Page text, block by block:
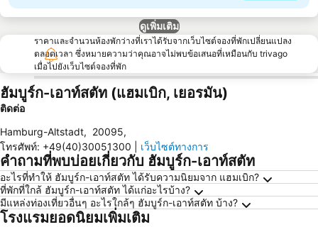
ดูเพิ่มเติม
ราคาและจำนวนห้องพักว่างที่เราได้รับจากเว็บไซต์จองที่พักเปลี่ยนแปลง
ตลอดเวลา ซึ่งหมายความว่าคุณอาจไม่พบข้อเสนอที่เหมือนกับ trivago
เมื่อไปยังเว็บไซต์จองที่พัก
ฮัมบูร์ก-เอาท์สตัท (แฮมเบิก, เยอรมัน)
ติดต่อ
Hamburg-Altstadt, 20095,
โทรศัพท์: +49(40)30051300 เว็บไซต์ทางการ
คำถามที่พบบ่อยเกี่ยวกับ ฮัมบูร์ก-เอาท์สตัท
อะไรที่ทำให้ ฮัมบูร์ก-เอาท์สตัท ได้รับความนิยมจาก แฮมเบิก?
ที่พักที่ใกล้ ฮัมบูร์ก-เอาท์สตัท ได้แก่อะไรบ้าง?
มีแหล่งท่องเที่ยวอื่นๆ อะไรใกล้ๆ ฮัมบูร์ก-เอาท์สตัท บ้าง?
โรงแรมยอดนิยมเพิ่มเติม